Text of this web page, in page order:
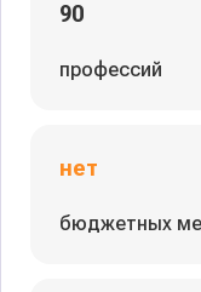
90
профессий
нет
бюджетных